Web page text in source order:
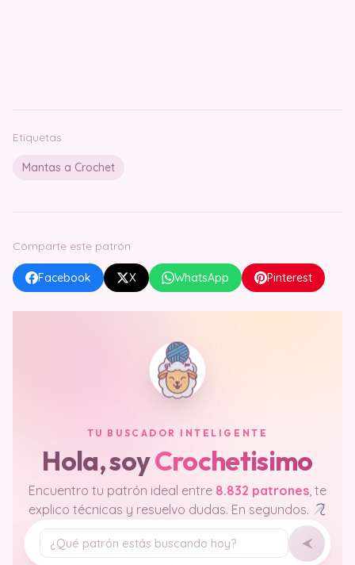
Etiquetas
Mantas a Crochet
Comparte este patrón
Facebook X WhatsApp Pinterest
TU BUSCADOR INTELIGENTE
Hola, soyCrochetisimo
Encuentro tu patrón ideal entre 8.832 patrones, te
explico técnicas y resuelvo dudas. En segundos.
Tu pregunta